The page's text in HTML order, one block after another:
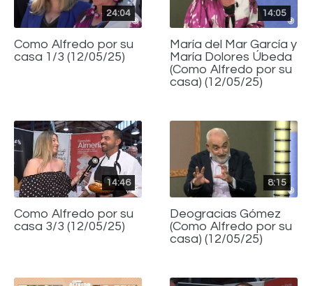
24:04
Como Alfredo por su
casa 1/3 (12/05/25)
14:05
María del Mar García y
María Dolores Úbeda
(Como Alfredo por su
casa) (12/05/25)
14:46
Como Alfredo por su
casa 3/3 (12/05/25)
8:15
Deogracias Gómez
(Como Alfredo por su
casa) (12/05/25)